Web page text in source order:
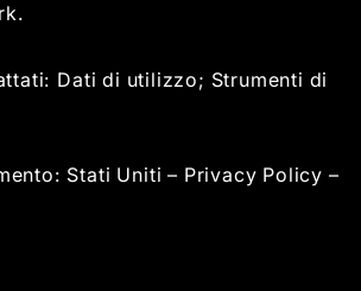
Dati di utilizzo; Strumenti di
Stati Uniti – Privacy Policy –